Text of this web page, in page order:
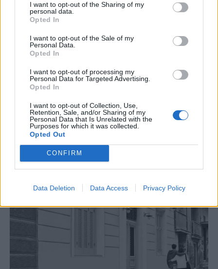
I want to opt-out of the Sharing of my
personal data.
Opted In
I want to opt-out of the Sale of my
Personal Data.
Opted In
I want to opt-out of processing my
Personal Data for Targeted Advertising.
Opted In
I want to opt-out of Collection, Use,
Retention, Sale, and/or Sharing of my
Personal Data that Is Unrelated with the
Purposes for which it was collected.
Opted Out
CONFIRM
Data Deletion Data Access Privacy Policy
στο έδαφος όσο και σε στάθμη κοντά στην
στέγη, ενισχύοντας την εμπειρία του να
βρίσκεσαι μέσα στην κατοικία.